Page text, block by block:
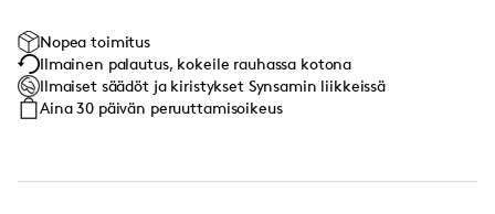
Nopea toimitus
Ilmainen palautus, kokeile rauhassa kotona
Ilmaiset säädöt ja kiristykset Synsamin liikkeissä
Aina 30 päivän peruuttamisoikeus